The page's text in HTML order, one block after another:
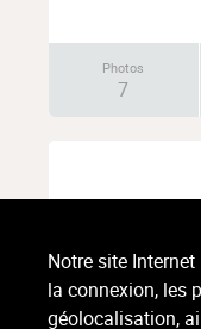
Photos
7
Notre site
la connexion, les
géolocalisation,